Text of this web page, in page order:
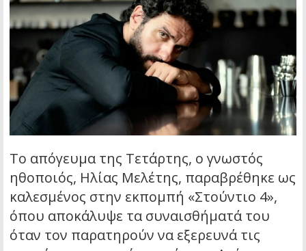
Το απόγευμα της Τετάρτης, ο γνωστός
ηθοποιός, Ηλίας Μελέτης, παραβρέθηκε ως
καλεσμένος στην εκπομπή «Στούντιο 4»,
όπου αποκάλυψε τα συναισθήματά του
όταν τον παρατηρούν να εξερευνά τις